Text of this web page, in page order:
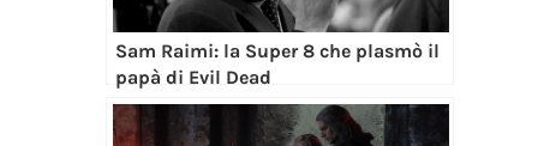
Sam Raimi: la Super 8 che plasmò il
papà di Evil Dead